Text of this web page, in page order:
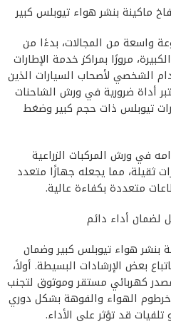
ماكينة بنشر هواء تيوبلس كبير
واسعة من المجالات، بدءًا من
مرورًا بمراكز خدمة الإطارات
الشخصي لأصحاب السيارات الذين
أداة ضرورية في ورش الشاحنات
تيوبلس ذات حجم كبير وضغط
في ورش المركبات الزراعية
ثقيلة، مما يجعله جهازًا متعدد
متعددة بكفاءة عالية.
لضمان أداء دائم
بنشر هواء تيوبلس كبير وضمان
بعض الإرشادات البسيطة. أولاً،
كهربائي مستقر وموثوق لتجنب
الهواء والفوهة بشكل دوري
قد تؤثر على الأداء.